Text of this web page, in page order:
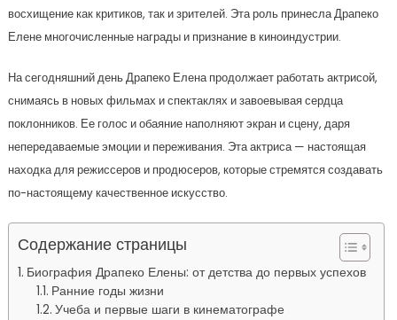
восхищение как критиков, так и зрителей. Эта роль принесла Драпеко
Елене многочисленные награды и признание в киноиндустрии.
На сегодняшний день Драпеко Елена продолжает работать актрисой,
снимаясь в новых фильмах и спектаклях и завоевывая сердца
поклонников. Ее голос и обаяние наполняют экран и сцену, даря
непередаваемые эмоции и переживания. Эта актриса — настоящая
находка для режиссеров и продюсеров, которые стремятся создавать
по-настоящему качественное искусство.
Содержание страницы
Биография Драпеко Елены: от детства до первых успехов
Ранние годы жизни
Учеба и первые шаги в кинематографе